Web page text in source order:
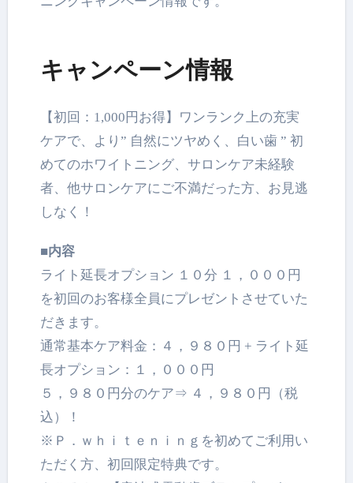
キャンペーン情報
【初回：1,000円お得】ワンランク上の充実
ケアで、より” 自然にツヤめく、白い歯 ” 初
めてのホワイトニング、サロンケア未経験
者、他サロンケアにご不満だった方、お見逃
しなく！
■内容
ライト延長オプション １０分 １，０００円
を初回のお客様全員にプレゼントさせていた
だきます。
通常基本ケア料金：４，９８０円 + ライト延
長オプション：１，０００円
５，９８０円分のケア⇒ ４，９８０円（税
込）！
※Ｐ．ｗｈｉｔｅｎｉｎｇを初めてご利用い
ただく方、初回限定特典です。